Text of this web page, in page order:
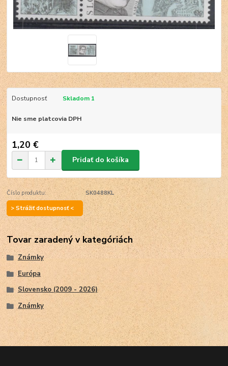
Dostupnosť Skladom 1
Nie sme platcovia DPH
1,20 €
Pridať do košíka
Číslo produktu:
SK0488KL
> Strážiť dostupnosť <
Tovar zaradený v kategóriách
Známky
Európa
Slovensko (2009 - 2026)
Známky